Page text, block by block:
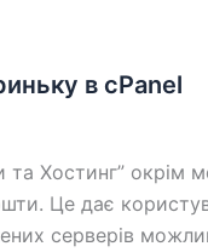
в cPanel
Хостинг” окрім
Це дає
серверів